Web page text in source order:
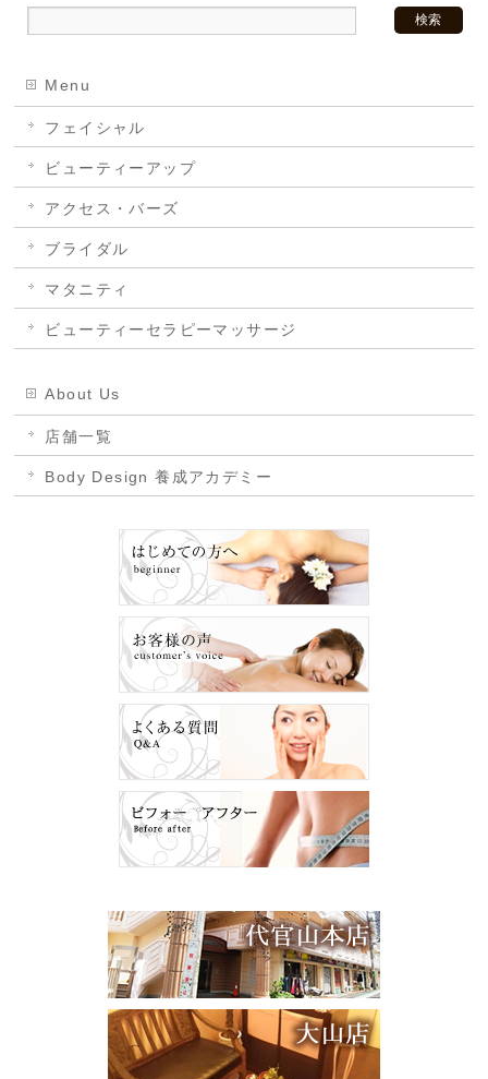
Menu
フェイシャル
ビューティーアップ
アクセス・バーズ
ブライダル
マタニティ
ビューティーセラピーマッサージ
About Us
店舗一覧
Body Design 養成アカデミー